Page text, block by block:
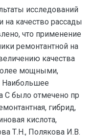
исследований
на качество рассады
что применение
ремонтантной на
качества
мощными,
Наибольшее
С было отмечено пр
гибрид,
кислота,
Т.Н., Полякова И.В.